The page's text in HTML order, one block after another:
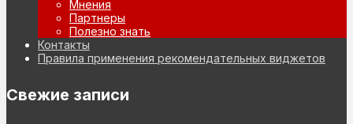
Мнения
Партнеры
Полезно знать
Контакты
Правила применения рекомендательных виджетов
Свежие записи